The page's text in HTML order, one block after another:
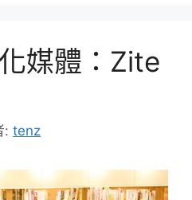
媒體：Zite
: tenz